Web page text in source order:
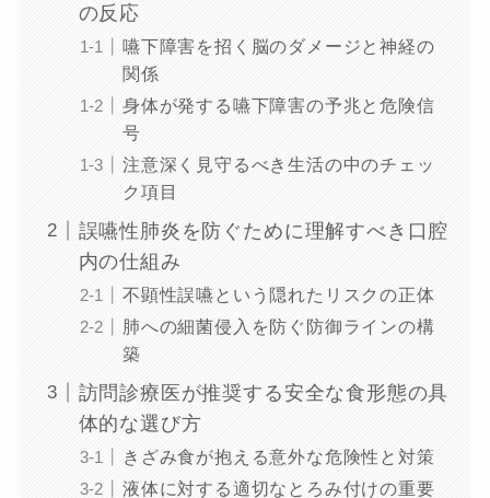
の反応
嚥下障害を招く脳のダメージと神経の
関係
身体が発する嚥下障害の予兆と危険信
号
注意深く見守るべき生活の中のチェッ
ク項目
誤嚥性肺炎を防ぐために理解すべき口腔
内の仕組み
不顕性誤嚥という隠れたリスクの正体
肺への細菌侵入を防ぐ防御ラインの構
築
訪問診療医が推奨する安全な食形態の具
体的な選び方
きざみ食が抱える意外な危険性と対策
液体に対する適切なとろみ付けの重要